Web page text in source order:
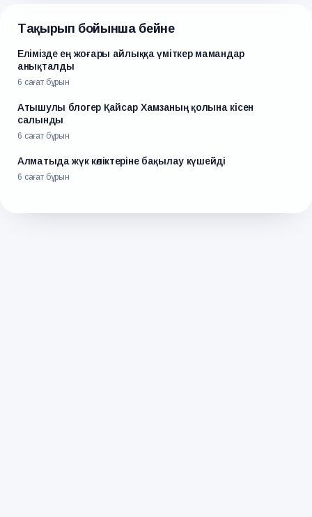
Тақырып бойынша бейне
Елімізде ең жоғары айлыққа үміткер мамандар
анықталды
6 сағат бұрын
Атышулы блогер Қайсар Хамзаның қолына кісен
салынды
6 сағат бұрын
Алматыда жүк көліктеріне бақылау күшейді
6 сағат бұрын